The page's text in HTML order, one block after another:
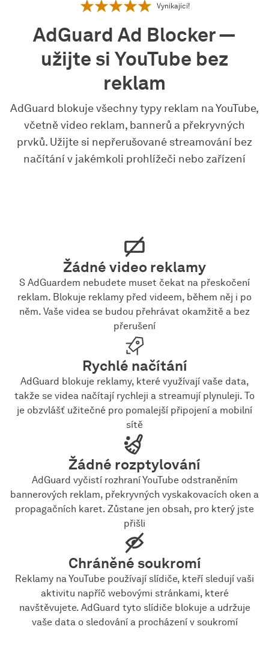
Vynikající!
AdGuard Ad Blocker —
užijte si YouTube bez
reklam
AdGuard blokuje všechny typy reklam na YouTube,
včetně video reklam, bannerů a překryvných
prvků. Užijte si nepřerušované streamování bez
načítání v jakémkoli prohlížeči nebo zařízení
Žádné video reklamy
S AdGuardem nebudete muset čekat na přeskočení
reklam. Blokuje reklamy před videem, během něj i po
něm. Vaše videa se budou přehrávat okamžitě a bez
přerušení
Rychlé načítání
AdGuard blokuje reklamy, které využívají vaše data,
takže se videa načítají rychleji a streamují plynuleji. To
je obzvlášť užitečné pro pomalejší připojení a mobilní
sítě
Žádné rozptylování
AdGuard vyčistí rozhraní YouTube odstraněním
bannerových reklam, překryvných vyskakovacích oken a
propagačních karet. Zůstane jen obsah, pro který jste
přišli
Chráněné soukromí
Reklamy na YouTube používají slídiče, kteří sledují vaši
aktivitu napříč webovými stránkami, které
navštěvujete. AdGuard tyto slídiče blokuje a udržuje
vaše data o sledování a procházení v soukromí